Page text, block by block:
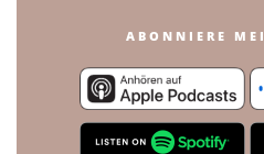
ABONNIERE